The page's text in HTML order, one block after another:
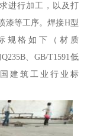
进行加工，以及打
漆等工序。焊接H型
规格如下（材质
、GB/T1591低
建筑工业行业标